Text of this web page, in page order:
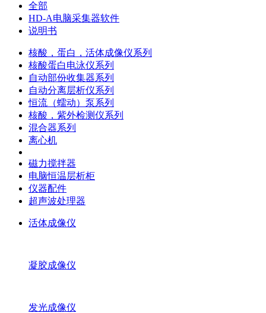
全部
HD-A电脑采集器软件
说明书
核酸，蛋白，活体成像仪系列
核酸蛋白电泳仪系列
自动部份收集器系列
自动分离层析仪系列
恒流（蠕动）泵系列
核酸，紫外检测仪系列
混合器系列
离心机
磁力搅拌器
电脑恒温层析柜
仪器配件
超声波处理器
活体成像仪
凝胶成像仪
发光成像仪